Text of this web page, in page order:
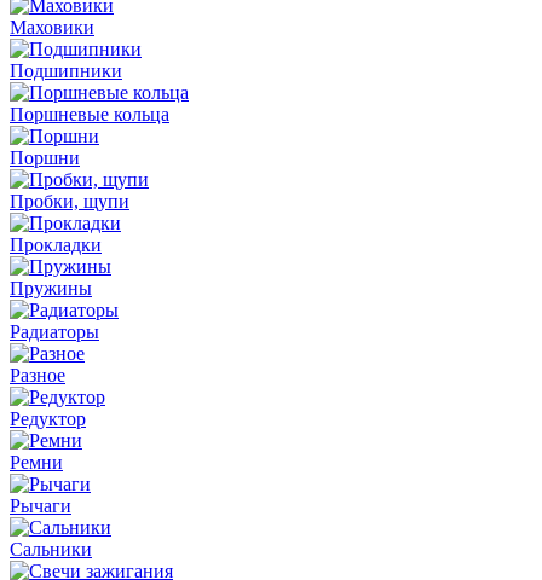
Маховики
Подшипники
Поршневые кольца
Поршни
Пробки, щупи
Прокладки
Пружины
Радиаторы
Разное
Редуктор
Ремни
Рычаги
Сальники